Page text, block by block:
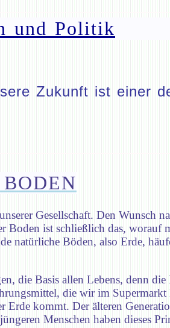
und Politik
Zukunft ist einer
Gesellschaft. Den Wunsch
Boden ist schließlich das, worauf
natürliche Böden, also Erde,
die Basis allen Lebens, denn
die wir im Supermarkt
Erde kommt. Der älteren
Menschen haben dieses